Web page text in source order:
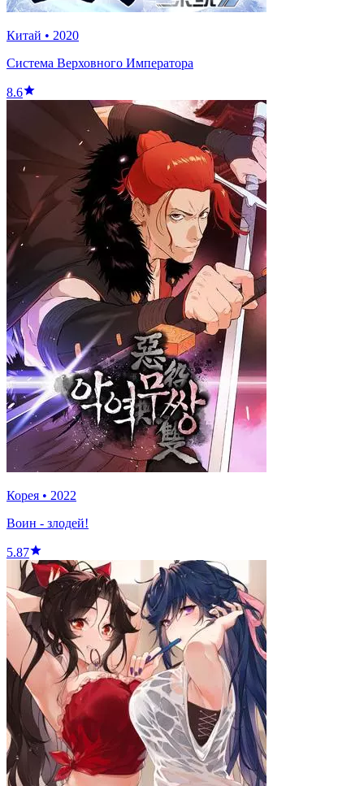
Китай • 2020
Система Верховного Императора
8.6
Корея • 2022
Воин - злодей!
5.87